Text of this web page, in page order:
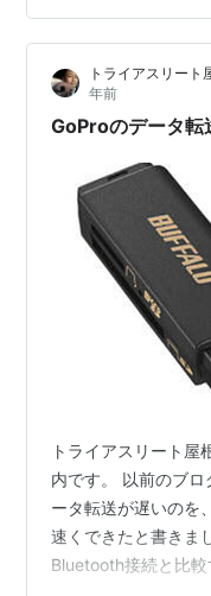
ら 👩‍🦱「神様に祈
って来れて感謝でし
いう使命…トライアスリー
年前
GoProのデータ転
トライアスリート屋
内です。 以前のブ
ータ転送が遅いのを
速くできたと書き
Bluetooth接続と比較